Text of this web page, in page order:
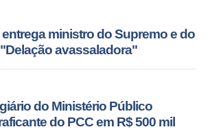
ministro do Supremo e do
avassaladora"
do Ministério Público
do PCC em R$ 500 mil